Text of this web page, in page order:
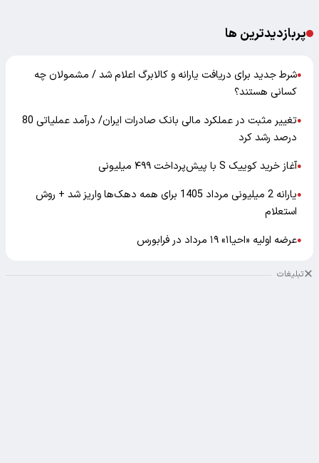
پربازدیدترین ها
●شرط جدید برای دریافت یارانه و کالابرگ اعلام شد / مشمولان چه
کسانی هستند؟
●
تغییر مثبت در عملکرد مالی بانک صادرات ایران/ درآمد عملیاتی 80
درصد رشد کرد
●آغاز خرید کوییک S با پیش‌پرداخت ۴۹۹ میلیونی
●
یارانه 2 میلیونی مرداد 1405 برای همه دهک‌ها واریز شد + روش
استعلام
●عرضه اولیه «احیا۱» ۱۹ مرداد در فرابورس
تبلیغات